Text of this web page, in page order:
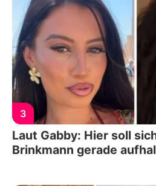
3
Laut Gabby: Hier soll
Brinkmann gerade